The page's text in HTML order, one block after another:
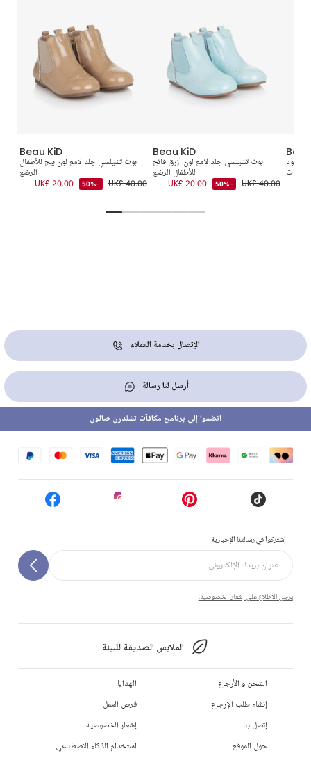
Beau KiD
بوت تشيلسي جلد لامع لون بيج للأطفال
الرضع
UK£ 40.00
-50%
UK£ 20.00
Beau KiD
بوت تشيلسي جلد لامع لون أزرق فاتح
للأطفال الرضع
UK£ 40.00
-50%
UK£ 20.00
أسود
للبنات
الإتصال بخدمة العملاء
أرسل لنا رسالة
إشتركوا في رسالتنا الإخبارية
يرجى الاطلاع على إشعار الخصوصية.
الملابس الصديقة للبيئة
انضموا إلى برنامج مكافآت تشلدرن صالون
الشحن و الأرجاع
إنشاء طلب الإرجاع
إتصل بنا
حول الموقع
الهدايا
فرص العمل
إشعار الخصوصية
استخدام الذكاء الاصطناعي